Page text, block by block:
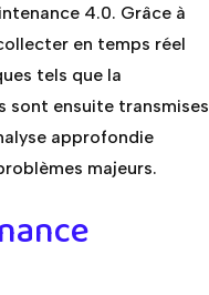
4.0. Grâce à
en temps réel
tels que la
sont ensuite transmises
approfondie
majeurs.